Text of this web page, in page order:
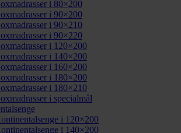
i 80×200
i 90×200
i 90×210
i 90×220
i 120×200
i 140×200
i 160×200
i 180×200
i 180×210
i specialmål
i 120×200
i 140×200